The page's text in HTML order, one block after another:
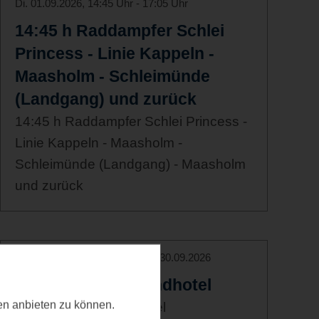
Di. 01.09.2026, 14:45 Uhr - 17:05 Uhr
14:45 h Raddampfer Schlei
Princess - Linie Kappeln -
Maasholm - Schleimünde
(Landgang) und zurück
14:45 h Raddampfer Schlei Princess -
Linie Kappeln - Maasholm -
Schleimünde (Landgang) - Maasholm
und zurück
Di. 01.09.2026, 17:30 Uhr - Mi. 30.09.2026
Trüffelzeit im Strandhotel
Trüffelzeit im Strandhotel
anbieten zu können.